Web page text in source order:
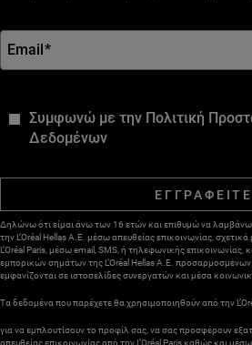
Email*
Συμφωνώ με την Πολιτική
Δεδομένων
ΕΓΓΡΑΦΕΙΤΕ
Δηλώνω ότι είμαι άνω των 16 ετών και επιθυμώ να
την L’Oréal Hellas A.E. μέσω απευθείας επικοινωνίας,
L’Oréal Paris, μέσω email, SMS, ή τηλεφωνικής
εμπορικών σημάτων της L’Oréal Hellas A.E.
εμφανίζονται σε ιστοσελίδες συνεργατών και μέσα
Τα δεδομένα που παρέχετε θα χρησιμοποιηθούν από την
για να εμπλουτίσουν το προφίλ σας, να σας προσφέρουν
απευθείας επικοινωνίας από την L’Oréal Paris καθώς και